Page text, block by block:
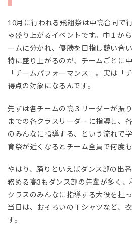
10月に行われる飛翔祭は中高合同で
ゃ盛り上がるイベントです。中１か
ームに分かれ、優勝を目指し競い合い
特に盛り上がるのが、チームごとに
「チームパフォーマンス」。実は「
得点の対象になるんです。
先ずは各チームの高３リーダーが振
までの各クラスリーダーに指導し、
のみんなに指導する、という流れで
育祭が近くなるとチーム全員で何度
やはり、踊りといえばダンス部の出
務める高3もダンス部の先輩が多く
クラスのみんなに指導する大役を担
当日は、おそろいのＴシャツなど、
す。